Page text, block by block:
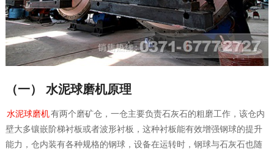
（一） 水泥球磨机原理
水泥球磨机有两个磨矿仓，一仓主要负责石灰石的粗磨工作，该仓内
壁大多镶嵌阶梯衬板或者波形衬板，这种衬板能有效增强钢球的提升
能力，仓内装有各种规格的钢球，设备在运转时，钢球与石灰石也随